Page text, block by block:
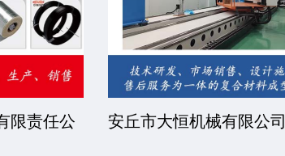
限责任公
安丘市大恒机械有限公司